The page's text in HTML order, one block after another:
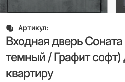
Артикул:
Входная дверь
темный / Графит софт)
квартиру